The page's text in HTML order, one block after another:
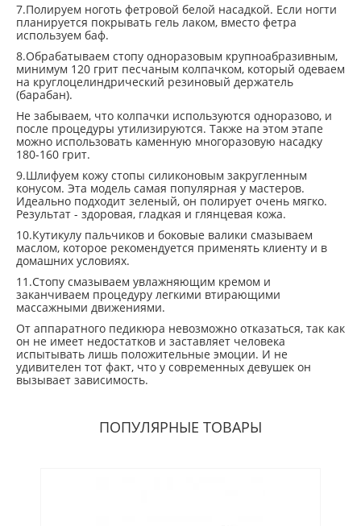
7.Полируем ноготь фетровой белой насадкой. Если ногти
планируется покрывать гель лаком, вместо фетра
используем баф.
8.Обрабатываем стопу одноразовым крупноабразивным,
минимум 120 грит песчаным колпачком, который одеваем
на круглоцелиндрический резиновый держатель
(барабан).
Не забываем, что колпачки используются одноразово, и
после процедуры утилизируются. Также на этом этапе
можно использовать каменную многоразовую насадку
180-160 грит.
9.Шлифуем кожу стопы силиконовым закругленным
конусом. Эта модель самая популярная у мастеров.
Идеально подходит зеленый, он полирует очень мягко.
Результат - здоровая, гладкая и глянцевая кожа.
10.Кутикулу пальчиков и боковые валики смазываем
маслом, которое рекомендуется применять клиенту и в
домашних условиях.
11.Стопу смазываем увлажняющим кремом и
заканчиваем процедуру легкими втирающими
массажными движениями.
От аппаратного педикюра невозможно отказаться, так как
он не имеет недостатков и заставляет человека
испытывать лишь положительные эмоции. И не
удивителен тот факт, что у современных девушек он
вызывает зависимость.
ПОПУЛЯРНЫЕ ТОВАРЫ